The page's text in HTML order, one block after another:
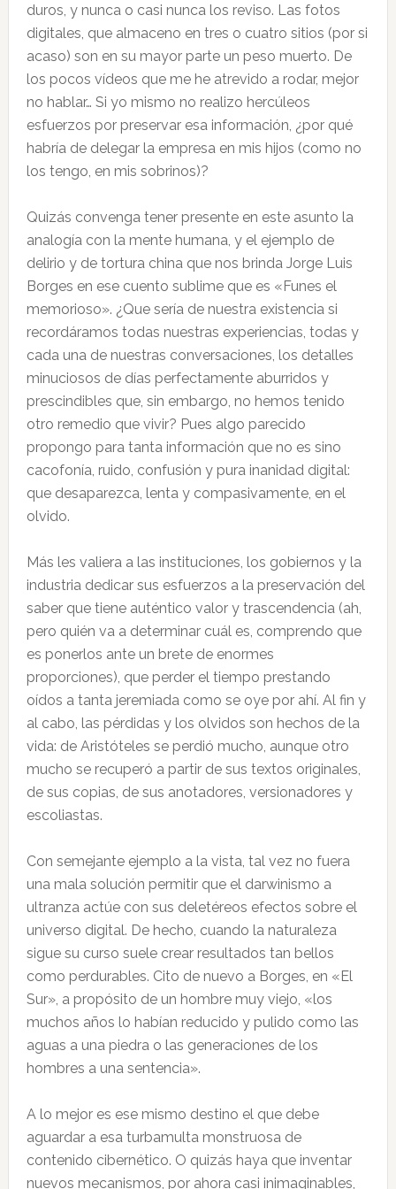
duros, y nunca o casi nunca los reviso. Las fotos
digitales, que almaceno en tres o cuatro sitios (por si
acaso) son en su mayor parte un peso muerto. De
los pocos vídeos que me he atrevido a rodar, mejor
no hablar… Si yo mismo no realizo hercúleos
esfuerzos por preservar esa información, ¿por qué
habría de delegar la empresa en mis hijos (como no
los tengo, en mis sobrinos)?
Quizás convenga tener presente en este asunto la
analogía con la mente humana, y el ejemplo de
delirio y de tortura china que nos brinda Jorge Luis
Borges en ese cuento sublime que es «Funes el
memorioso». ¿Que sería de nuestra existencia si
recordáramos todas nuestras experiencias, todas y
cada una de nuestras conversaciones, los detalles
minuciosos de días perfectamente aburridos y
prescindibles que, sin embargo, no hemos tenido
otro remedio que vivir? Pues algo parecido
propongo para tanta información que no es sino
cacofonía, ruido, confusión y pura inanidad digital:
que desaparezca, lenta y compasivamente, en el
olvido.
Más les valiera a las instituciones, los gobiernos y la
industria dedicar sus esfuerzos a la preservación del
saber que tiene auténtico valor y trascendencia (ah,
pero quién va a determinar cuál es, comprendo que
es ponerlos ante un brete de enormes
proporciones), que perder el tiempo prestando
oídos a tanta jeremiada como se oye por ahí. Al fin y
al cabo, las pérdidas y los olvidos son hechos de la
vida: de Aristóteles se perdió mucho, aunque otro
mucho se recuperó a partir de sus textos originales,
de sus copias, de sus anotadores, versionadores y
escoliastas.
Con semejante ejemplo a la vista, tal vez no fuera
una mala solución permitir que el darwinismo a
ultranza actúe con sus deletéreos efectos sobre el
universo digital. De hecho, cuando la naturaleza
sigue su curso suele crear resultados tan bellos
como perdurables. Cito de nuevo a Borges, en «El
Sur», a propósito de un hombre muy viejo, «los
muchos años lo habían reducido y pulido como las
aguas a una piedra o las generaciones de los
hombres a una sentencia».
A lo mejor es ese mismo destino el que debe
aguardar a esa turbamulta monstruosa de
contenido cibernético. O quizás haya que inventar
nuevos mecanismos, por ahora casi inimaginables,